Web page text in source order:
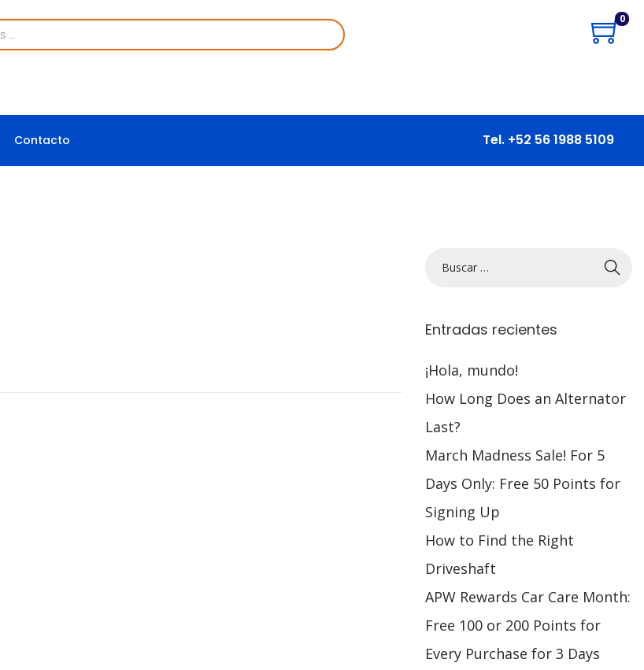
0
Contacto Tel. +52 56 1988 5109
Entradas recientes
¡Hola, mundo!
How Long Does an Alternator
Last?
March Madness Sale! For 5
Days Only: Free 50 Points for
Signing Up
How to Find the Right
Driveshaft
APW Rewards Car Care Month:
Free 100 or 200 Points for
Every Purchase for 3 Days